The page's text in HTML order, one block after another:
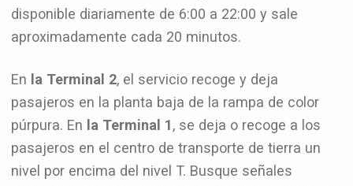
disponible diariamente de 6:00 a 22:00 y sale
aproximadamente cada 20 minutos.
En la Terminal 2, el servicio recoge y deja
pasajeros en la planta baja de la rampa de color
púrpura. En la Terminal 1, se deja o recoge a los
pasajeros en el centro de transporte de tierra un
nivel por encima del nivel T. Busque señales